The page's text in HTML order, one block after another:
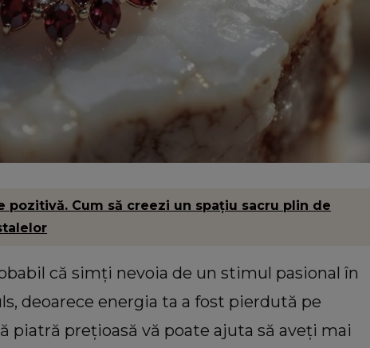
pozitivă. Cum să creezi un spațiu sacru plin de
că simți nevoia de un stimul pasional în
deoarece energia ta a fost pierdută pe
piatră prețioasă vă poate ajuta să aveți mai